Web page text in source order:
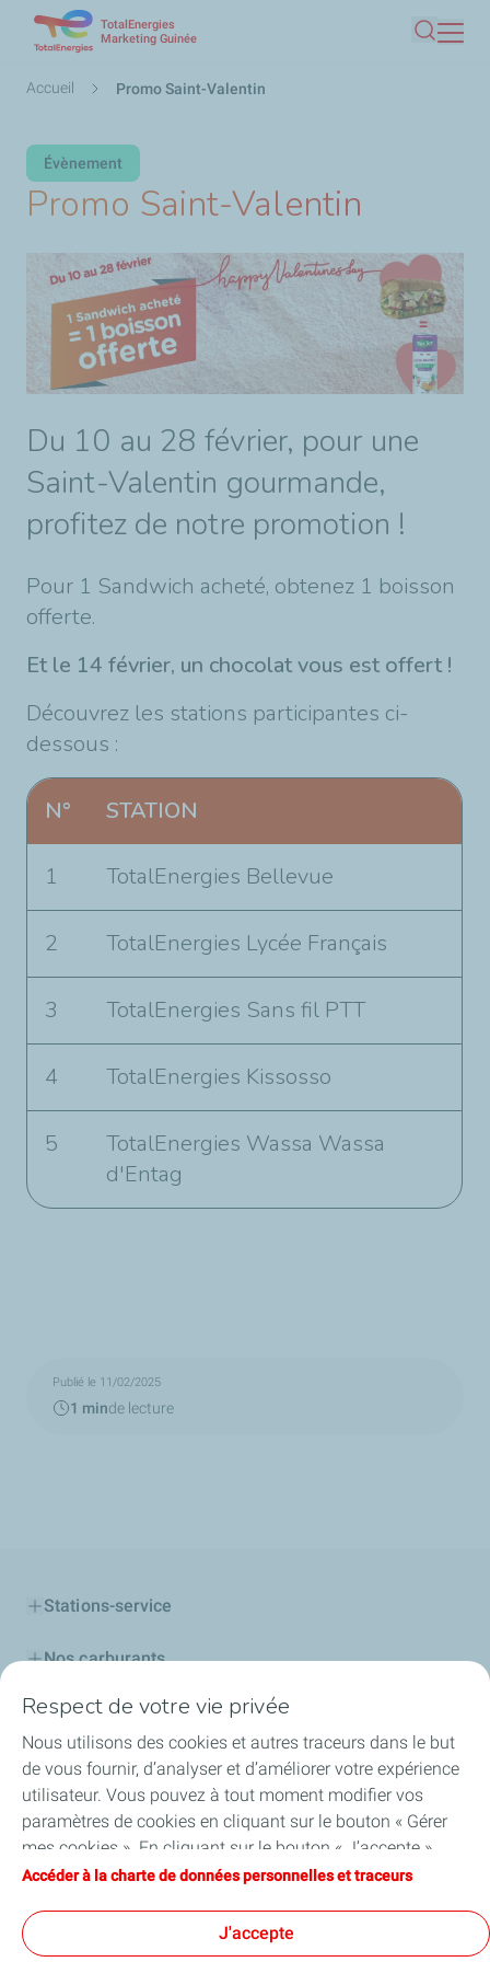
contenu
TotalEnergies
Marketing Guinée
Fil
Accueil Promo Saint-Valentin
Évènement
Promo Saint-Valentin
Du 10 au 28 février, pour une
Saint-Valentin gourmande,
profitez de notre promotion !
Pour 1 Sandwich acheté, obtenez 1 boisson
offerte.
Et le 14 février, un chocolat vous est offert !
Découvrez les stations participantes ci-
dessous :
N° STATION
1 TotalEnergies Bellevue
2 TotalEnergies Lycée Français
3 TotalEnergies Sans fil PTT
4 TotalEnergies Kissosso
5
TotalEnergies Wassa Wassa
d'Entag
Publié le 11/02/2025
1 minde lecture
Stations-service
Nos carburants
Lubrifiants
Lubrifiants pour les professionnels
Carte TotalEnergies
Découvrir TotalEnergies
Respect de votre vie privée
Nous utilisons des cookies et autres traceurs dans le but
de vous fournir, d’analyser et d’améliorer votre expérience
utilisateur. Vous pouvez à tout moment modifier vos
paramètres de cookies en cliquant sur le bouton « Gérer
mes cookies ». En cliquant sur le bouton « J’accepte »,
vous acceptez le dépôt de l’ensemble des cookies. Dans le
techniques nécessaires au bon fonctionnement du site
seront utilisés. Pour plus d’informations, vous pouvez
Accéder à la charte de données personnelles et traceurs
J'accepte